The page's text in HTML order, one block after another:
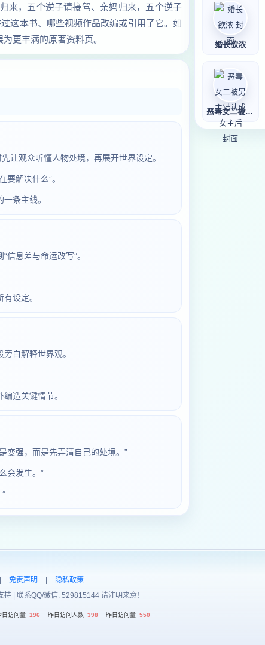
来，五个逆子请接驾、亲妈归来，五个逆子
这本书、哪些视频作品改编或引用了它。如
更丰满的原著资料页。
让观众听懂人物处境，再展开世界设定。
解决什么”。
条主线。
息差与命运改写”。
设定。
白解释世界观。
造关键情节。
变强，而是先弄清自己的处境。”
会发生。”
婚长欲浓
恶毒女二被男主错
免责声明
隐私政策
持 | 联系QQ/微信: 529815144 请注明来意！
日访问量 196 昨日访问人数 398 昨日访问量 550